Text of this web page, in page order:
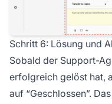
Schritt 6: Lösung und
Sobald der Support-
erfolgreich gelöst hat,
auf “Geschlossen”.